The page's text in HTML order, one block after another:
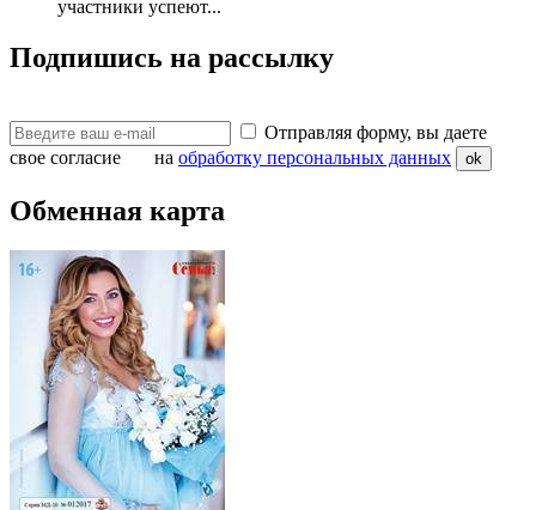
участники успеют...
Подпишись на рассылку
Отправляя форму, вы даете
свое согласие на обработку персональных данных ok
Обменная карта